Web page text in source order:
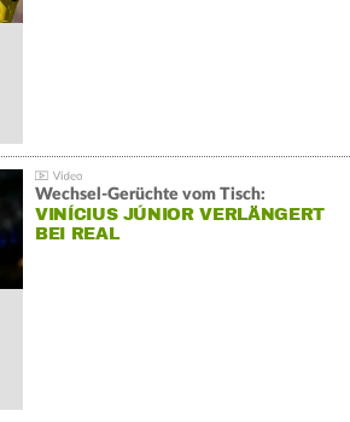
Wechsel-Gerüchte vom Tisch:
VINÍCIUS JÚNIOR VERLÄNGERT
BEI REAL